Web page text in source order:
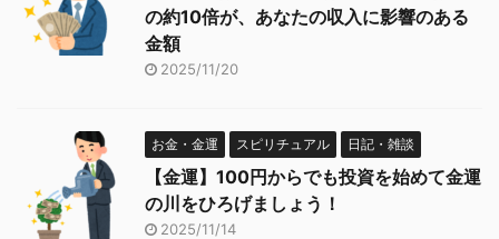
の約10倍が、あなたの収入に影響のある
金額
2025/11/20
お金・金運 スピリチュアル 日記・雑談
【金運】100円からでも投資を始めて金運
の川をひろげましょう！
2025/11/14